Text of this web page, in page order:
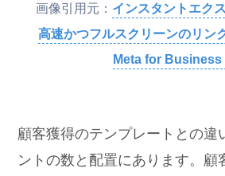
画像引用元： インスタントエク
高速かつフルスクリーンのリン
Meta for Business
顧客獲得のテンプレートとの違
ントの数と配置にあります。顧